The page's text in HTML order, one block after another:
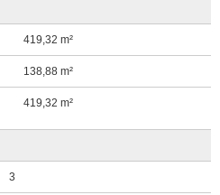
419,32 m²
138,88 m²
419,32 m²
3